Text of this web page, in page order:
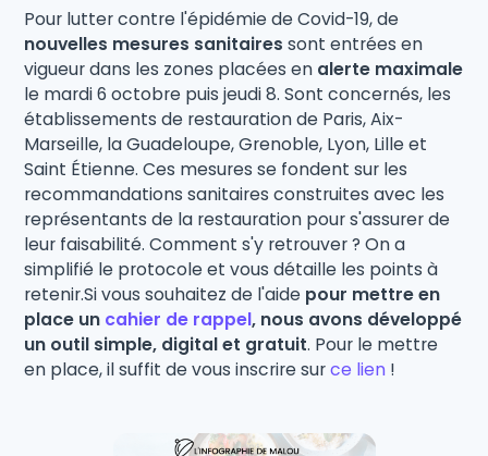
Pour lutter contre l'épidémie de Covid-19, de
nouvelles mesures sanitaires sont entrées en
vigueur dans les zones placées en alerte maximale
le mardi 6 octobre puis jeudi 8. Sont concernés, les
établissements de restauration de Paris, Aix-
Marseille, la Guadeloupe, Grenoble, Lyon, Lille et
Saint Étienne. Ces mesures se fondent sur les
recommandations sanitaires construites avec les
représentants de la restauration pour s'assurer de
leur faisabilité. Comment s'y retrouver ? On a
simplifié le protocole et vous détaille les points à
retenir.Si vous souhaitez de l'aide pour mettre en
place un cahier de rappel, nous avons développé
un outil simple, digital et gratuit. Pour le mettre
en place, il suffit de vous inscrire surce lien !